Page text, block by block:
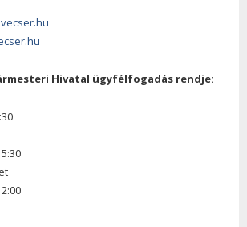
Hivatal ügyfélfogadás rendje: